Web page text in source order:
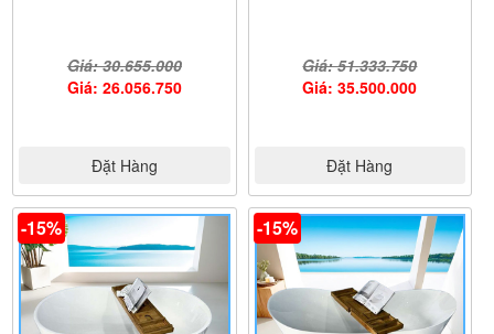
Giá: 30.655.000
Giá: 26.056.750
Đặt Hàng
Giá: 51.333.750
Giá: 35.500.000
Đặt Hàng
-15% -15%